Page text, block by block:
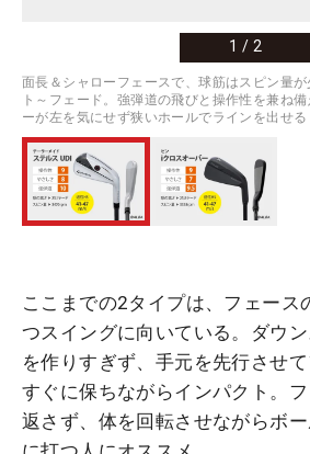
1 / 2
面長＆シャローフェースで、球筋はスピン量
ト～フェード。強弾道の飛びと操作性を兼ね
ーが左を気にせず狭いホールでラインを出せる
ここまでの2タイプは、フェース
つスイングに向いている。ダウ
を作りすぎず、手元を先行させ
すぐに保ちながらインパクト。
返さず、体を回転させながらボ